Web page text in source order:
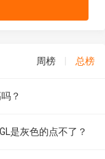
周榜 总榜
？
是灰色的点不了？